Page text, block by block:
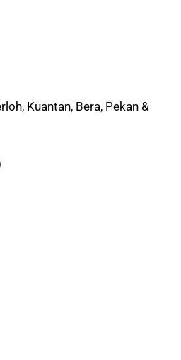
Kuantan, Bera, Pekan &